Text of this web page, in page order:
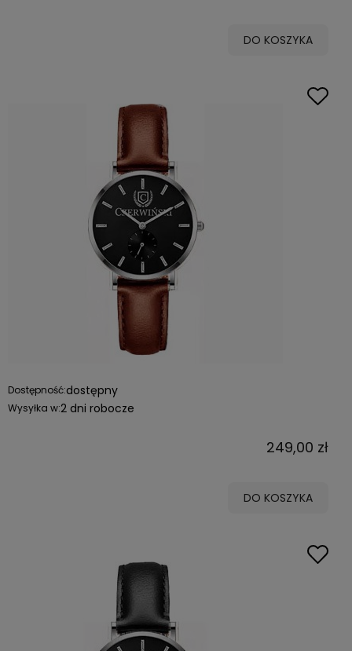
DO KOSZYKA
Dostępność:dostępny
Wysyłka w:2 dni robocze
249,00 zł
DO KOSZYKA